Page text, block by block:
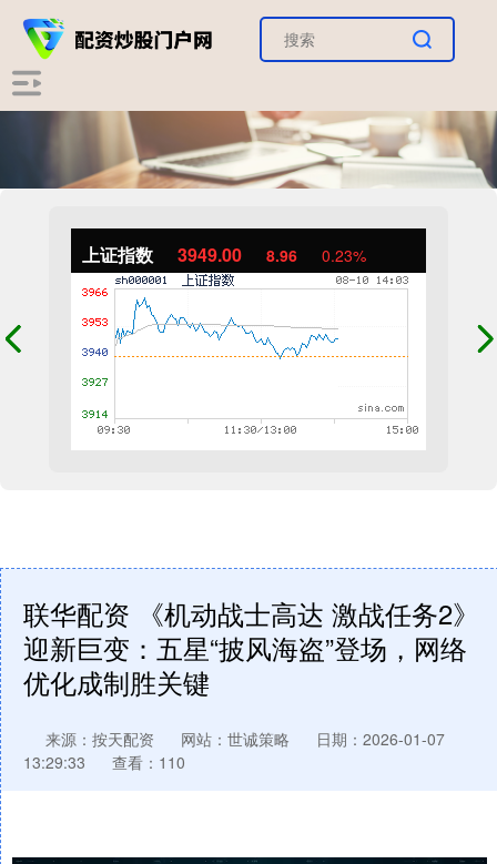
上证指数 3949.03 8.99 0.23%
联华配资 《机动战士高达 激战任务2》
迎新巨变：五星“披风海盗”登场，网络
优化成制胜关键
来源：按天配资 网站：世诚策略
日期：2026-01-07
13:29:33
查看：110